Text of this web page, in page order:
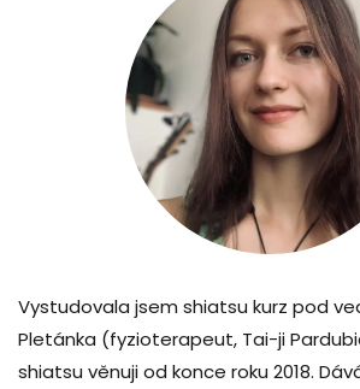
Vystudovala jsem shiatsu kurz pod
Pletánka (fyzioterapeut, Tai-ji
shiatsu věnuji od konce roku 2018.